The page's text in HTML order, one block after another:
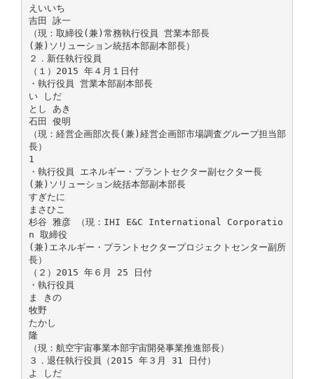
えいいち
吉田 詠一
（現：取締役(兼)常務執行役員 営業本部長
(兼)ソリューション統括本部副本部長）
２．新任執行役員
（１）2015 年４月１日付
・執行役員 営業本部副本部長
い しだ
とし あき
石田 俊明
（現：経営企画部次長(兼)経営企画部市場調査グループ担当部
長）
1
・執行役員 エネルギー・プラントセクター副セクター長
(兼)ソリューション統括本部副本部長
すぎたに
まさひこ
杉谷 雅彦 （現：IHI E&C International Corporatio
n 取締役
(兼)エネルギー・プラントセクタープロジェクトセンター副所
長）
（２）2015 年６月 25 日付
・執行役員
ま きの
牧野
たかし
隆
（現：航空宇宙事業本部宇宙開発事業推進部長）
３．退任執行役員（2015 年３月 31 日付）
よ しだ